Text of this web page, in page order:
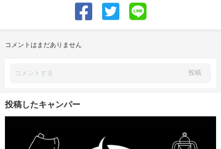
コメントはまだありません
投稿
投稿したキャンパー